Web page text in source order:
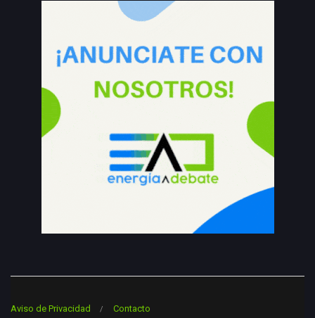
Aviso de Privacidad Contacto